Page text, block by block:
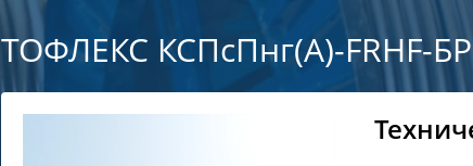
ТОФЛЕКС КСПсПнг(А)-FRHF-БР